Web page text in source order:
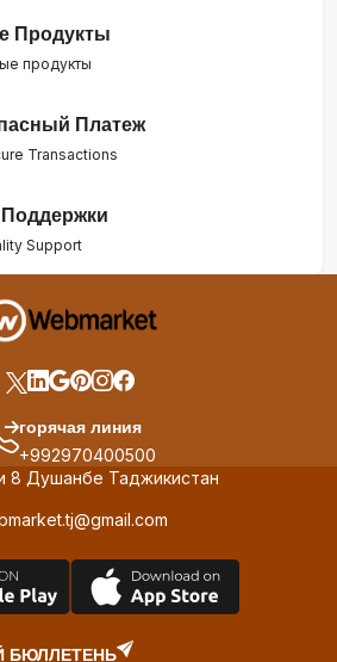
Продукты
продукты
Платеж
Transactions
Support
горячая линия
+992970400500
8 Душанбе Таджикистан
БЮЛЛЕТЕНЬ